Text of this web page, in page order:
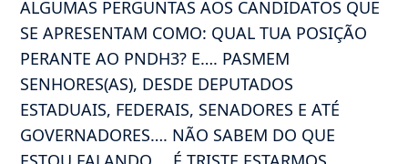
ALGUMAS PERGUNTAS AOS CANDIDATOS QUE
SE APRESENTAM COMO: QUAL TUA POSIÇÃO
PERANTE AO PNDH3? E…. PASMEM
SENHORES(AS), DESDE DEPUTADOS
ESTADUAIS, FEDERAIS, SENADORES E ATÉ
GOVERNADORES…. NÃO SABEM DO QUE